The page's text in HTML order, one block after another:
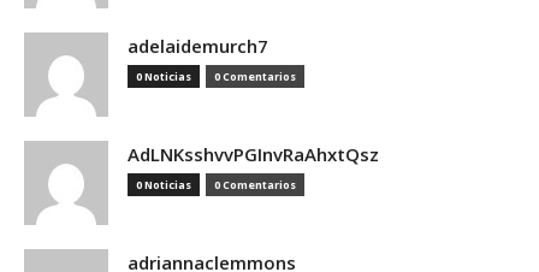
adelaidemurch7
0 Noticias 0 Comentarios
AdLNKsshvvPGInvRaAhxtQsz
0 Noticias 0 Comentarios
adriannaclemmons